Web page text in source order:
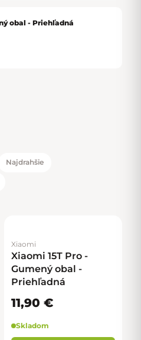
obal - Priehľadná
Najdrahšie
Xiaomi
Xiaomi 15T Pro -
Gumený obal -
Priehľadná
11,90 €
Skladom